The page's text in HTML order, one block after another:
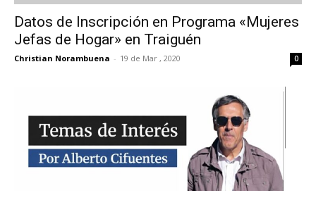
Datos de Inscripción en Programa «Mujeres
Jefas de Hogar» en Traiguén
Christian Norambuena - 19 de Mar , 2020 0